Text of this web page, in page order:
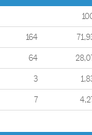
164
64
3
7